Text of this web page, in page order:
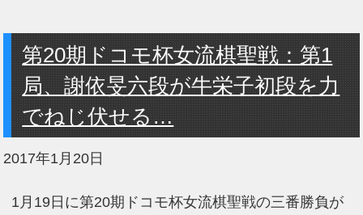
第20期ドコモ杯女流棋聖戦：第1
局、謝依旻六段が牛栄子初段を力
でねじ伏せる…
2017年1月20日
1月19日に第20期ドコモ杯女流棋聖戦の三番勝負が